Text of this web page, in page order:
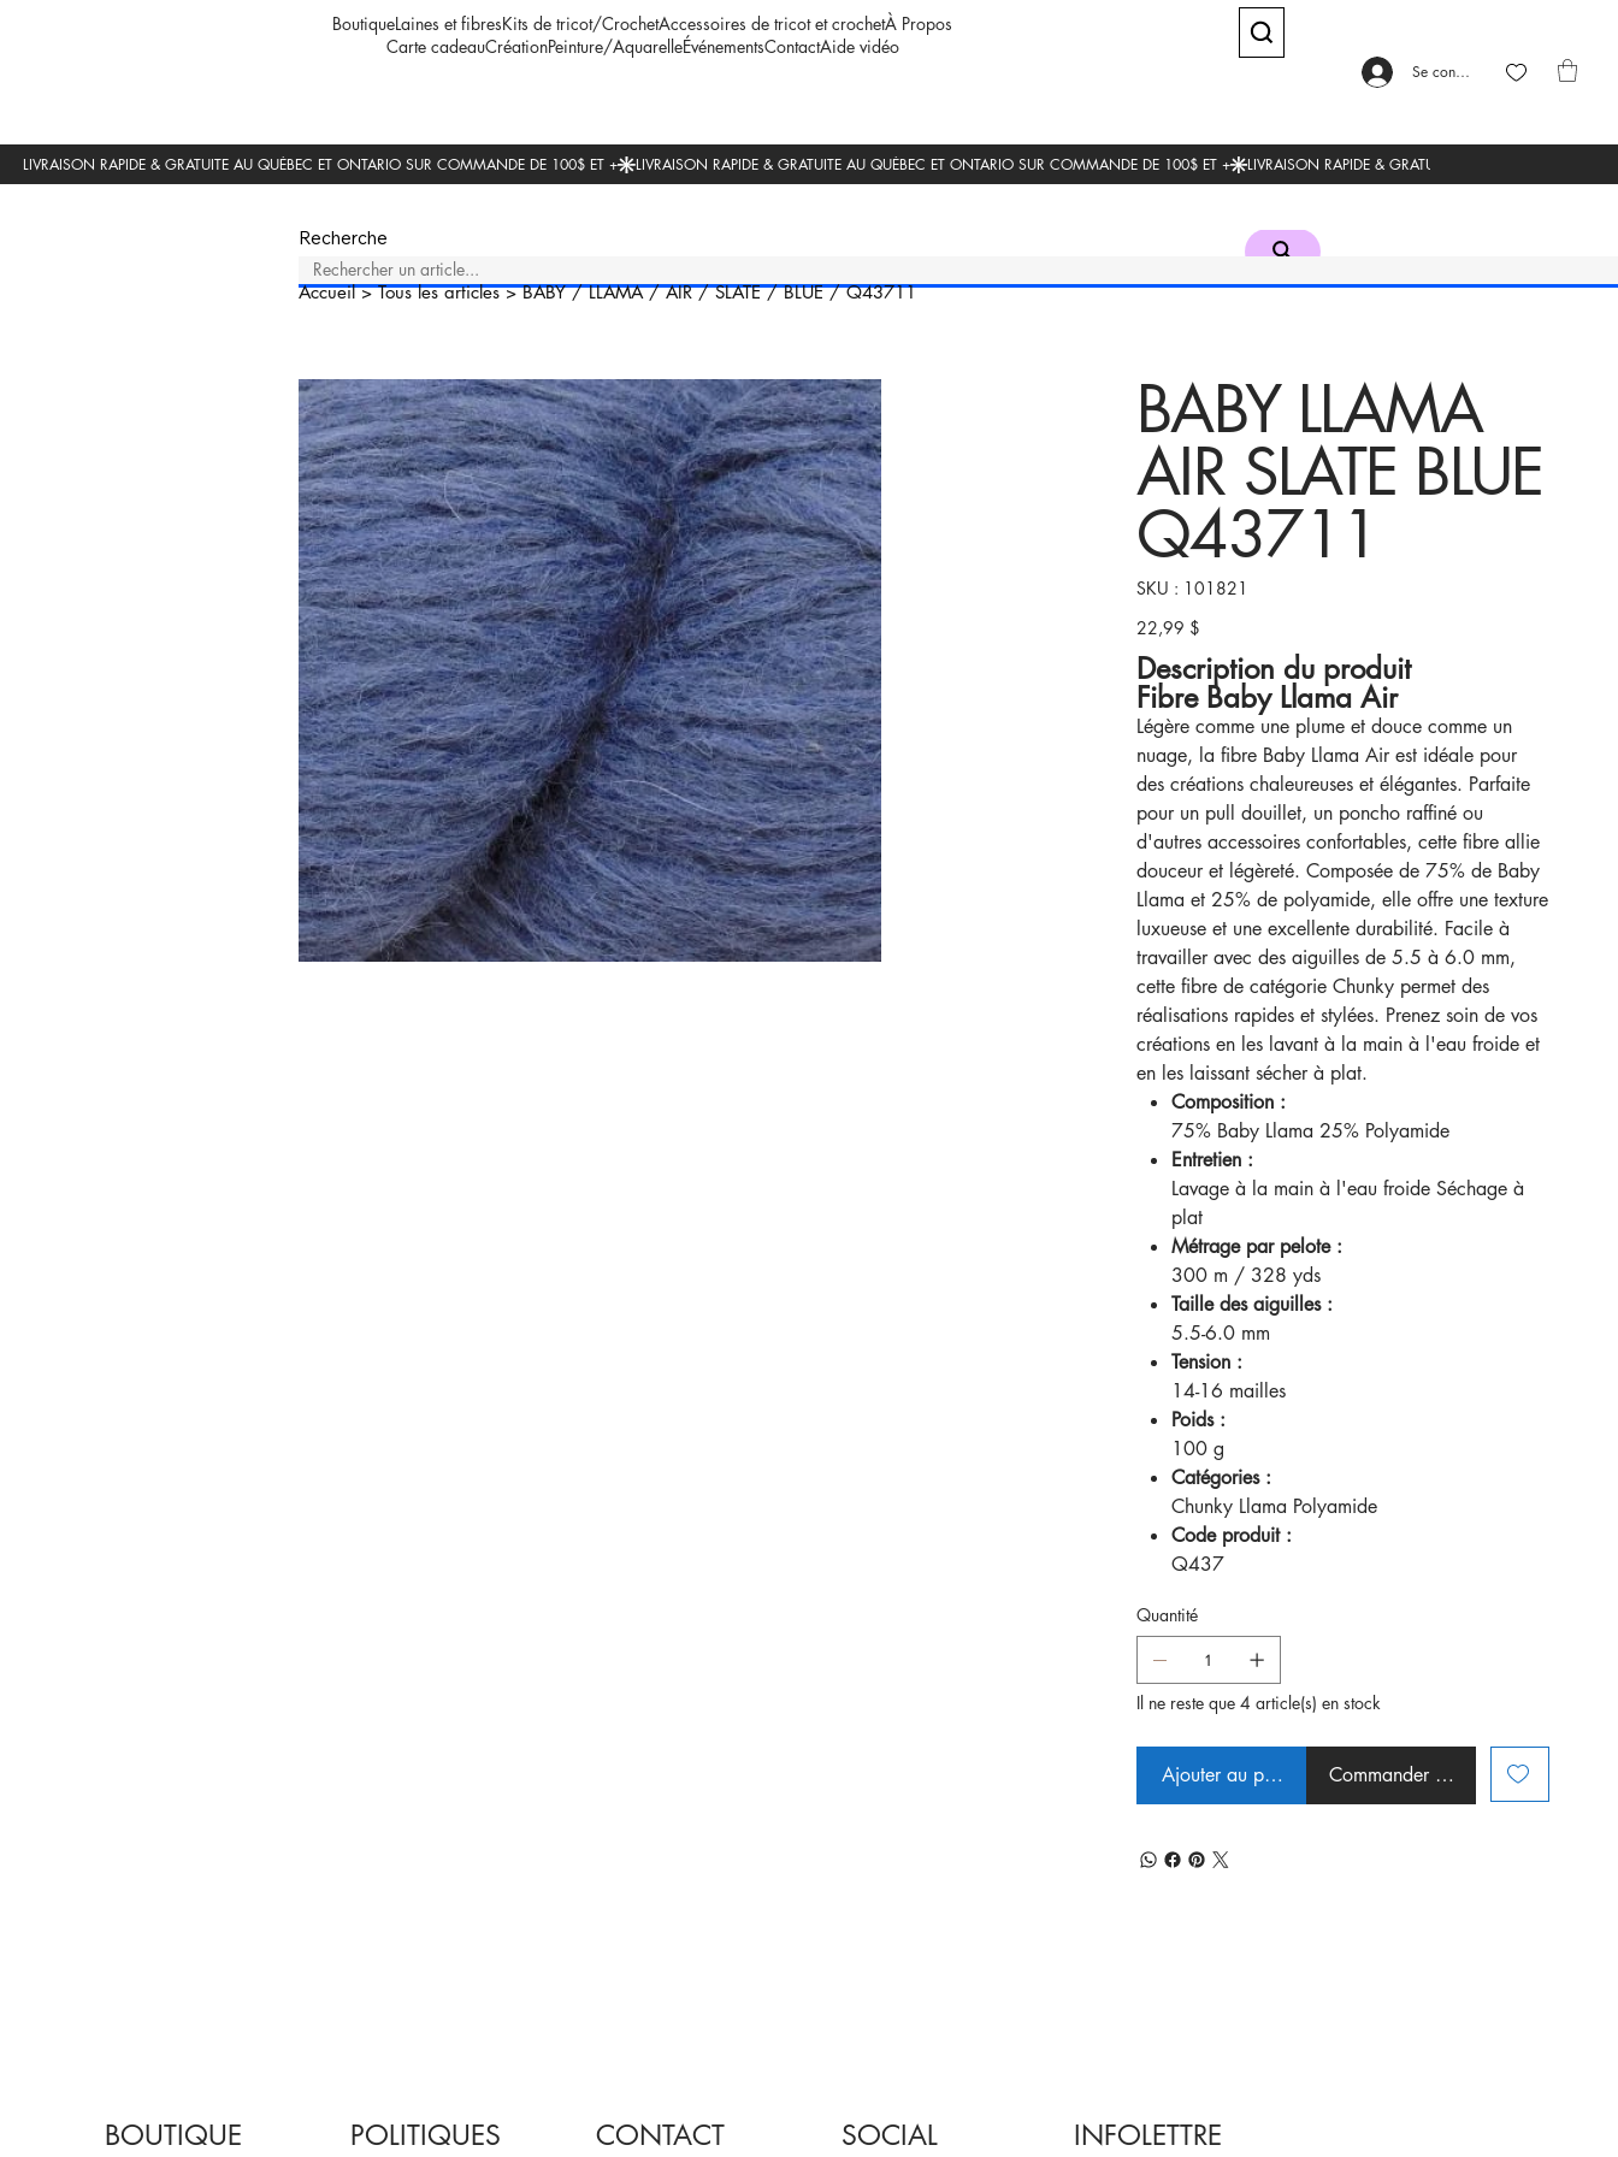
BoutiqueLaines et fibresKits de tricot/CrochetAccessoires de tricot et crochetÀ Propos
Carte cadeauCréationPeinture/AquarelleÉvénementsContactAide vidéo
Se connecter
Recherche
Accueil>Tous les articles>BABY / LLAMA / AIR / SLATE / BLUE / Q43711
BABY LLAMA
AIR SLATE BLUE
Q43711
SKU :
SKU
101821
101821
Prix
22,99 $
Description du produit
Fibre Baby Llama Air
Légère comme une plume et douce comme un
nuage, la fibre Baby Llama Air est idéale pour
des créations chaleureuses et élégantes. Parfaite
pour un pull douillet, un poncho raffiné ou
d'autres accessoires confortables, cette fibre allie
douceur et légèreté. Composée de 75% de Baby
Llama et 25% de polyamide, elle offre une texture
luxueuse et une excellente durabilité. Facile à
travailler avec des aiguilles de 5.5 à 6.0 mm,
cette fibre de catégorie Chunky permet des
réalisations rapides et stylées. Prenez soin de vos
créations en les lavant à la main à l'eau froide et
en les laissant sécher à plat.
Composition :
75% Baby Llama 25% Polyamide
Entretien :
Lavage à la main à l'eau froide Séchage à
plat
Métrage par pelote :
300 m / 328 yds
Taille des aiguilles :
5.5-6.0 mm
Tension :
14-16 mailles
Poids :
100 g
Catégories :
Chunky Llama Polyamide
Code produit :
Q437
Quantité
Il ne reste que 4 article(s) en stock
Ajouter au panier Commander et payer
BOUTIQUE POLITIQUES CONTACT SOCIAL INFOLETTRE